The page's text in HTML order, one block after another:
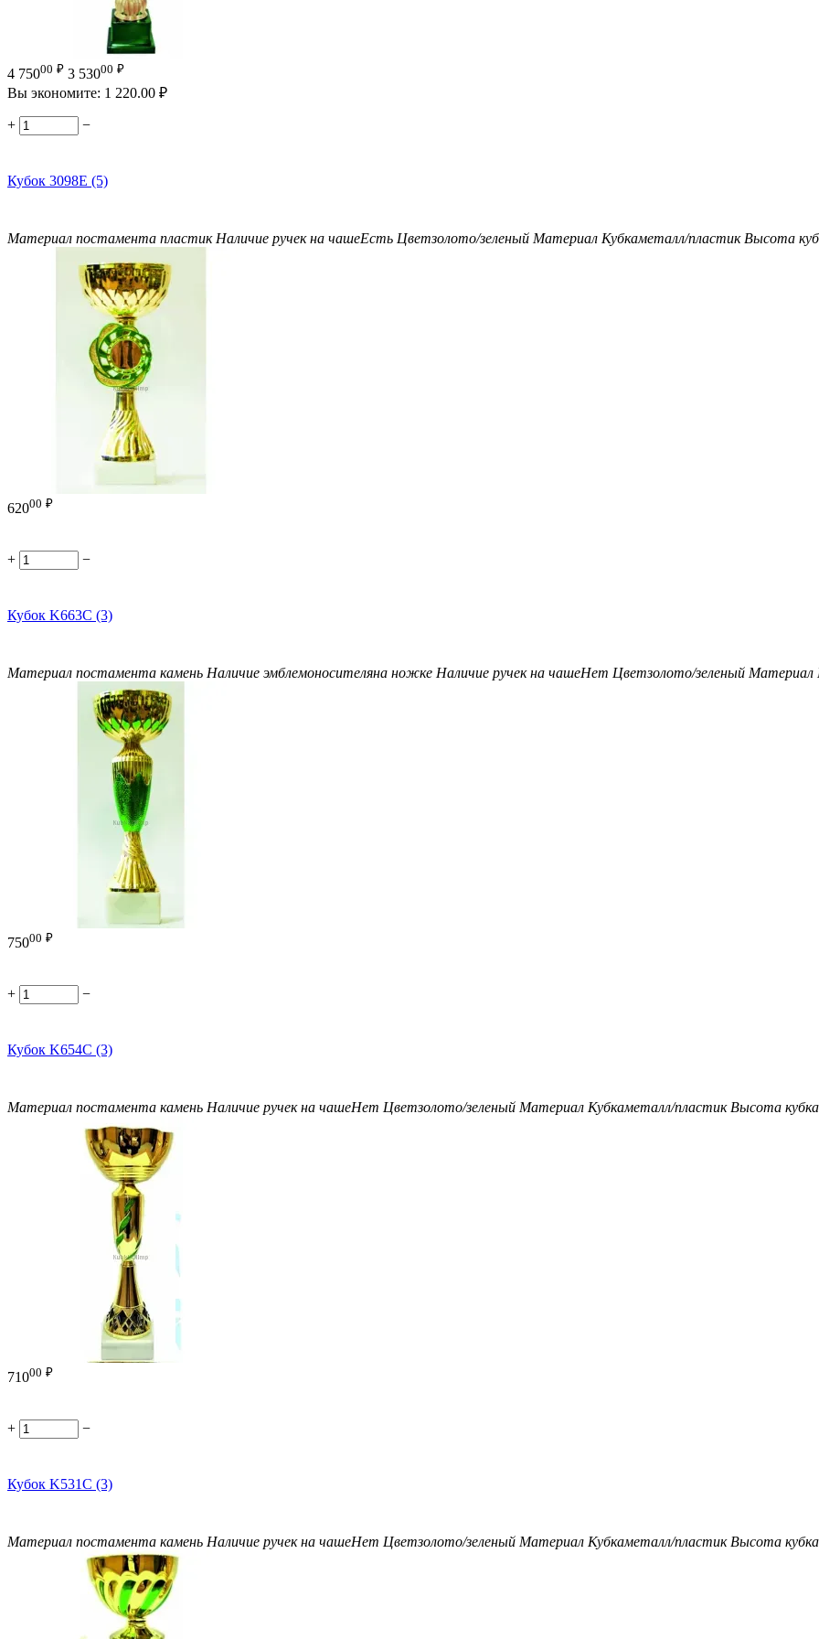
4 75000 ₽ 3 53000 ₽
Вы экономите: 1 220.00 ₽
+ −
Кубок 3098E (5)
Материал постамента пластик Наличие ручек на чашеЕсть Цветзолото/зеленый Материал Кубкаметалл/пластик Высота
62000 ₽
+ −
Кубок K663C (3)
Материал постамента камень Наличие эмблемоносителяна ножке Наличие ручек на чашеНет Цветзолото/зеленый Материал
75000 ₽
+ −
Кубок K654C (3)
Материал постамента камень Наличие ручек на чашеНет Цветзолото/зеленый Материал Кубкаметалл/пластик Высота
71000 ₽
+ −
Кубок K531C (3)
Материал постамента камень Наличие ручек на чашеНет Цветзолото/зеленый Материал Кубкаметалл/пластик Высота